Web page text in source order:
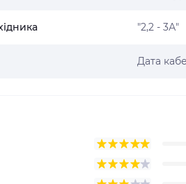
"2,2 - 3А"
Дата